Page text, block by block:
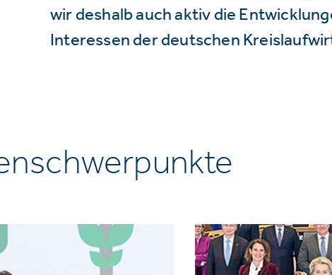
wir deshalb auch aktiv die
Interessen der deutschen